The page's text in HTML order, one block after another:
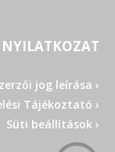
NYILATKOZAT
jog leírása ›
Tájékoztató ›
Süti beállítások ›